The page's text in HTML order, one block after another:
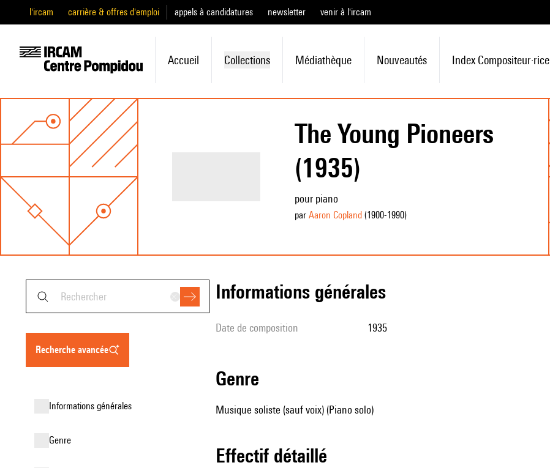
l'ircam carrière & offres d'emploi appels à candidatures newsletter venir à l'ircam
Accueil Collections Médiathèque Nouveautés Index Compositeur·rice
The Young Pioneers
(1935)
pour piano
par Aaron Copland(1900-1990)
recherche avancée
informations générales
genre
informations générales
date de composition 1935
genre
Musique soliste (sauf voix) (Piano solo)
effectif détaillé